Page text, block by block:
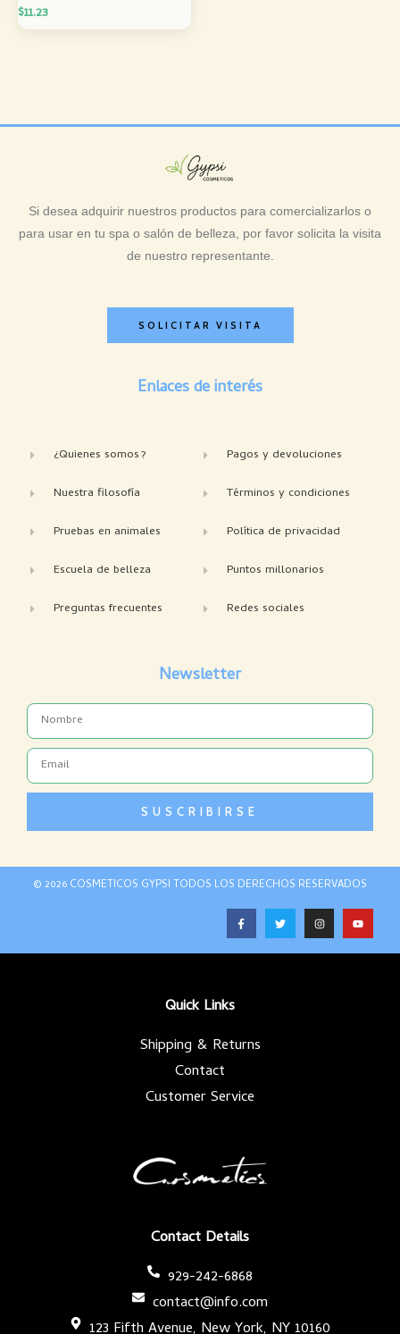
$11.23
Si desea adquirir nuestros productos para comercializarlos o
para usar en tu spa o salón de belleza, por favor solicita la visita
de nuestro representante.
SOLICITAR VISITA
Enlaces de interés
¿Quienes somos?
Nuestra filosofía
Pruebas en animales
Escuela de belleza
Preguntas frecuentes
Pagos y devoluciones
Términos y condiciones
Política de privacidad
Puntos millonarios
Redes sociales
Newsletter
Name
Email
SUSCRIBIRSE
© 2026 COSMETICOS GYPSI TODOS LOS DERECHOS RESERVADOS
F
a
c
b
T
w
i
t
I
n
s
a
Y
o
u
u
Contact Details
929-242-6868
contact@info.com
Quick Links
Shipping & Returns
Contact
Customer Service